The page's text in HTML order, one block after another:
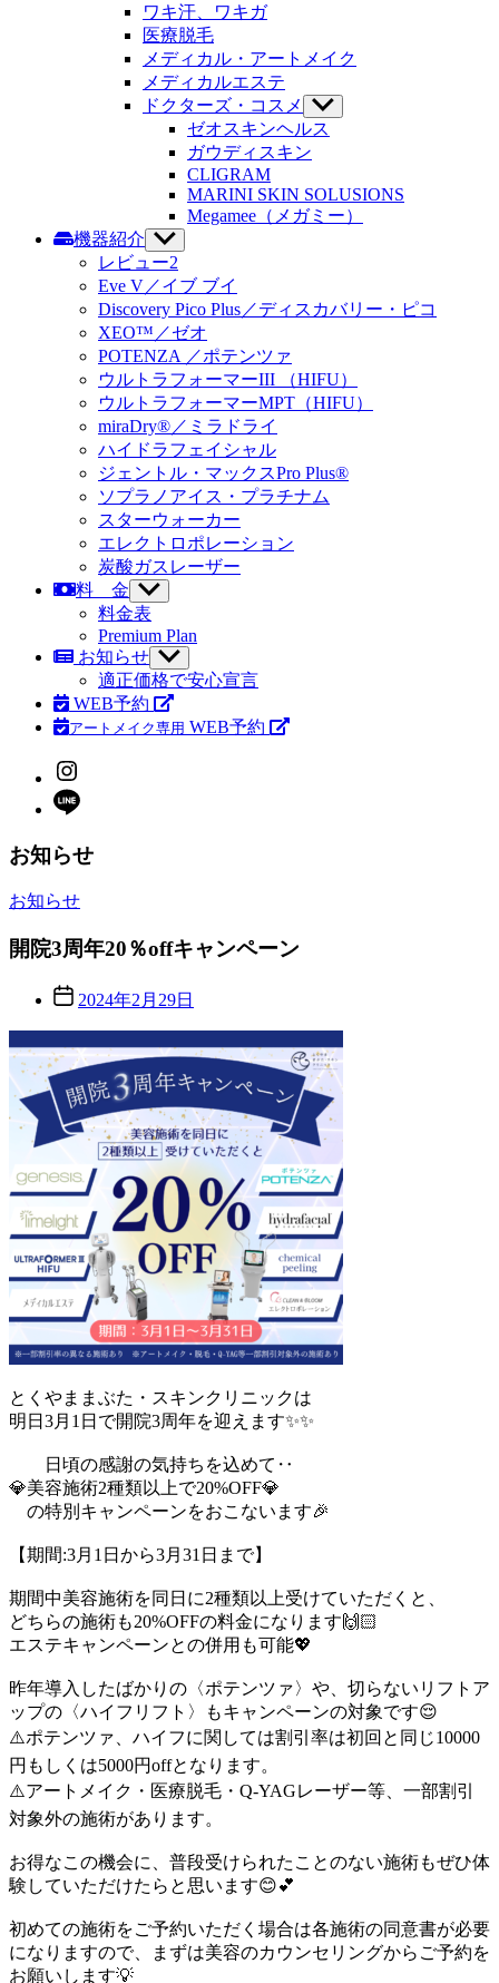
ワキ汗、ワキガ
医療脱毛
メディカル・アートメイク
メディカルエステ
ドクターズ・コスメ
サ
ブ
ュ
ー
を
ゼオスキンヘルス
ガウディスキン
CLIGRAM
MARINI SKIN SOLUSIONS
Megamee（メガミー）
機器紹介 サ
ブ
メ
ュ
ー
を
表
示
レビュー2
Eve V／イブ ブイ
Discovery Pico Plus／ディスカバリー・ピコ
XEO™／ゼオ
POTENZA ／ポテンツァ
ウルトラフォーマーIII
（HIFU）
ウルトラフォーマーMPT （HIFU）
miraDry®／ミラドライ
ハイドラフェイシャル
ジェントル・マックスPro Plus®
ソプラノアイス ・プラチナム
スターウォーカー
エレクトロポレーション
炭酸ガスレーザー
料 金 サ
ブ
メ
ニ
ュ
ー
を
表
料金表
Premium Plan
お知らせ サ
ブ
メ
ニ
ュ
適正価格で安心宣言
WEB予約
アートメイク専用 WEB予約
Instagram
LINE
お知らせ
カ
ゴ
お知らせ
開院3周年20％offキャンペーン
投 2024年2月29日
とくやままぶた・スキンクリニックは
明日3月1日で開院3周年を迎えます✨✨
日頃の感謝の気持ちを込めて‥
💎美容施術2種類以上で20%OFF💎
の特別キャンペーンをおこないます🎉
【期間:3月1日から3月31日まで】
期間中美容施術を同日に2種類以上受けていただくと、
どちらの施術も20%OFFの料金になります🙌🏻
エステキャンペーンとの併用も可能💖
昨年導入したばかりの〈ポテンツァ〉や、切らないリフトア
ップの〈ハイフリフト〉もキャンペーンの対象です😌
⚠️ポテンツァ、ハイフに関しては割引率は初回と同じ10000
円もしくは5000円offとなります。
⚠️アートメイク・医療脱毛・Q-YAGレーザー等、一部割引
対象外の施術があります。
お得なこの機会に、普段受けられたことのない施術もぜひ体
験していただけたらと思います😊💕
初めての施術をご予約いただく場合は各施術の同意書が必要
になりますので、まずは美容のカウンセリングからご予約を
お願いします💡